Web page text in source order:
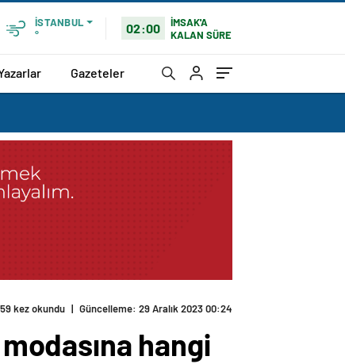
İSTANBUL
°
02:00
İMSAK'A
KALAN SÜRE
Gazeteler
kez okundu | Güncelleme: 29 Aralık 2023 00:24
hangi